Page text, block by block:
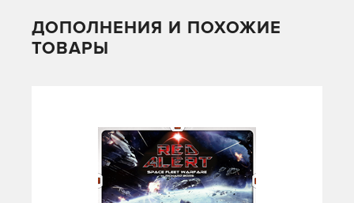
ДОПОЛНЕНИЯ И ПОХОЖИЕ
ТОВАРЫ